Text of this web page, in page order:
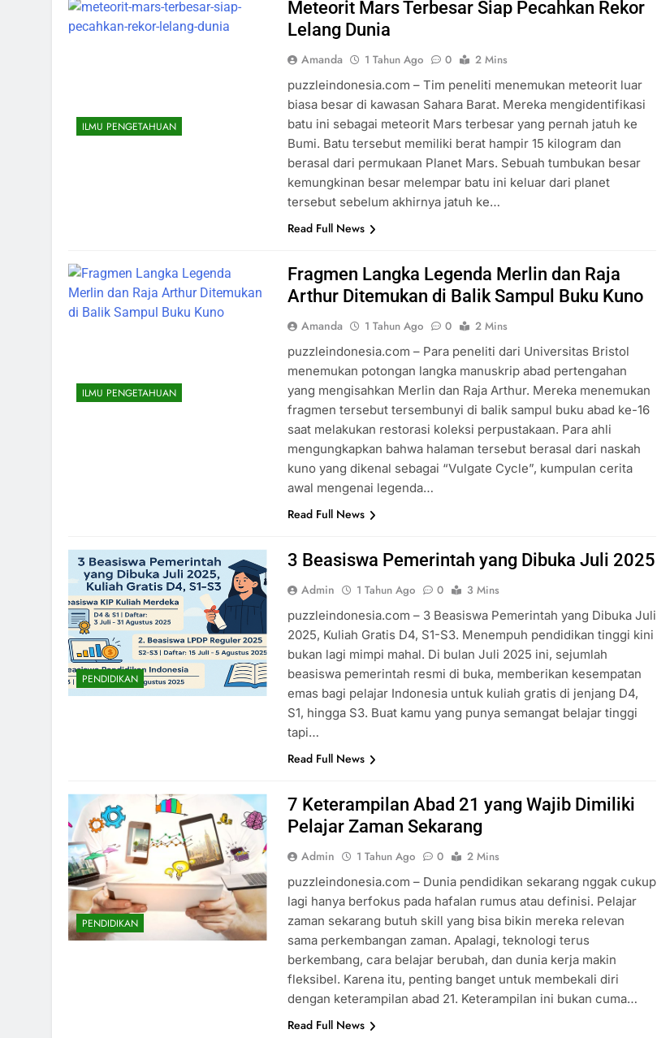
ILMU PENGETAHUAN
Meteorit Mars Terbesar Siap Pecahkan Rekor
Lelang Dunia
Amanda 1 Tahun Ago 0
2 Mins
puzzleindonesia.com – Tim peneliti menemukan meteorit luar
biasa besar di kawasan Sahara Barat. Mereka mengidentifikasi
batu ini sebagai meteorit Mars terbesar yang pernah jatuh ke
Bumi. Batu tersebut memiliki berat hampir 15 kilogram dan
berasal dari permukaan Planet Mars. Sebuah tumbukan besar
kemungkinan besar melempar batu ini keluar dari planet
tersebut sebelum akhirnya jatuh ke…
Read Full News
ILMU PENGETAHUAN
Fragmen Langka Legenda Merlin dan Raja
Arthur Ditemukan di Balik Sampul Buku Kuno
Amanda 1 Tahun Ago 0
2 Mins
puzzleindonesia.com – Para peneliti dari Universitas Bristol
menemukan potongan langka manuskrip abad pertengahan
yang mengisahkan Merlin dan Raja Arthur. Mereka menemukan
fragmen tersebut tersembunyi di balik sampul buku abad ke-16
saat melakukan restorasi koleksi perpustakaan. Para ahli
mengungkapkan bahwa halaman tersebut berasal dari naskah
kuno yang dikenal sebagai “Vulgate Cycle”, kumpulan cerita
awal mengenai legenda…
Read Full News
PENDIDIKAN
3 Beasiswa Pemerintah yang Dibuka Juli 2025
Admin 1 Tahun Ago 0
3 Mins
puzzleindonesia.com – 3 Beasiswa Pemerintah yang Dibuka Juli
2025, Kuliah Gratis D4, S1-S3. Menempuh pendidikan tinggi kini
bukan lagi mimpi mahal. Di bulan Juli 2025 ini, sejumlah
beasiswa pemerintah resmi di buka, memberikan kesempatan
emas bagi pelajar Indonesia untuk kuliah gratis di jenjang D4,
S1, hingga S3. Buat kamu yang punya semangat belajar tinggi
tapi…
Read Full News
PENDIDIKAN
7 Keterampilan Abad 21 yang Wajib Dimiliki
Pelajar Zaman Sekarang
Admin 1 Tahun Ago 0
2 Mins
puzzleindonesia.com – Dunia pendidikan sekarang nggak cukup
lagi hanya berfokus pada hafalan rumus atau definisi. Pelajar
zaman sekarang butuh skill yang bisa bikin mereka relevan
sama perkembangan zaman. Apalagi, teknologi terus
berkembang, cara belajar berubah, dan dunia kerja makin
fleksibel. Karena itu, penting banget untuk membekali diri
dengan keterampilan abad 21. Keterampilan ini bukan cuma…
Read Full News